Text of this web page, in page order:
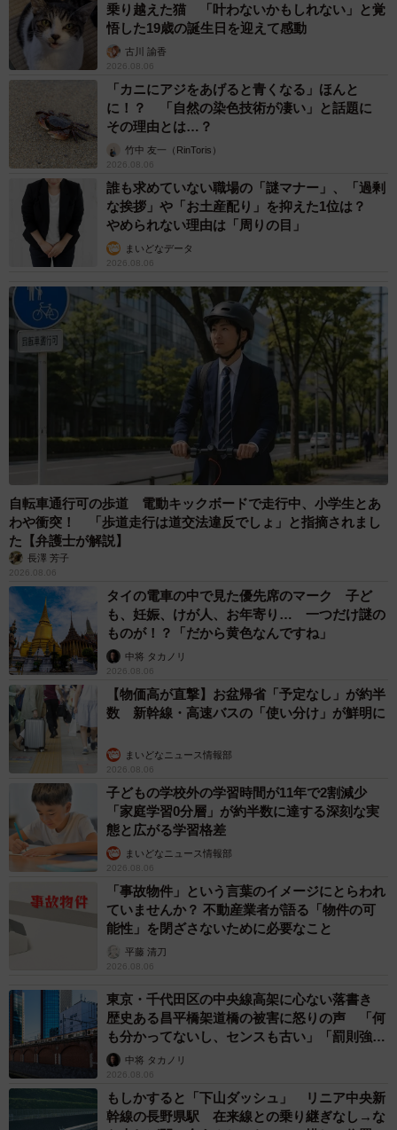
乗り越えた猫 「叶わないかもしれない」と覚
悟した19歳の誕生日を迎えて感動
古川 諭香
2026.08.06
「カニにアジをあげると青くなる」ほんと
に！？ 「自然の染色技術が凄い」と話題に
その理由とは…？
竹中 友一（RinToris）
2026.08.06
誰も求めていない職場の「謎マナー」、「過剰
な挨拶」や「お土産配り」を抑えた1位は？
やめられない理由は「周りの目」
まいどなデータ
2026.08.06
自転車通行可の歩道 電動キックボードで走行中、小学生とあ
わや衝突！ 「歩道走行は道交法違反でしょ」と指摘されまし
た【弁護士が解説】
長澤 芳子
2026.08.06
タイの電車の中で見た優先席のマーク 子ど
も、妊娠、けが人、お年寄り… 一つだけ謎の
ものが！？「だから黄色なんですね」
中将 タカノリ
2026.08.06
【物価高が直撃】お盆帰省「予定なし」が約半
数 新幹線・高速バスの「使い分け」が鮮明に
まいどなニュース情報部
2026.08.06
子どもの学校外の学習時間が11年で2割減少
「家庭学習0分層」が約半数に達する深刻な実
態と広がる学習格差
まいどなニュース情報部
2026.08.06
「事故物件」という言葉のイメージにとらわれ
ていませんか？ 不動産業者が語る「物件の可
能性」を閉ざさないために必要なこと
平藤 清刀
2026.08.06
東京・千代田区の中央線高架に心ない落書き
歴史ある昌平橋架道橋の被害に怒りの声 「何
も分かってないし、センスも古い」「罰則強化
して」中将 タカノリ
2026.08.06
もしかすると「下山ダッシュ」 リニア中央新
幹線の長野県駅 在来線との乗り継ぎなし→な